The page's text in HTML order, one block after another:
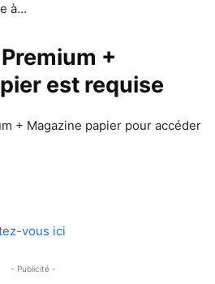
à…
+
est requise
+ Magazine papier pour accéder
vous ici
- Publicité -